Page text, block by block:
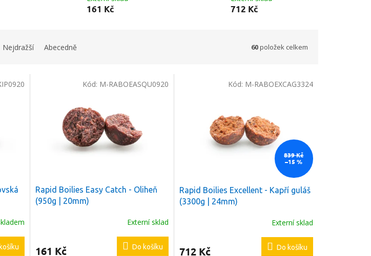
161 Kč 712 Kč
Nejdražší Abecedně 60položek celkem
Rapid Boilies Easy Catch - Oliheň
(950g | 20mm)
Externí sklad
161 Kč Do košíku
Kód: M-RABOEASQU0920
839 Kč
–15 %
Rapid Boilies Excellent - Kapří guláš
(3300g | 24mm)
Externí sklad
712 Kč Do košíku
Kód: M-RABOEXCAG3324